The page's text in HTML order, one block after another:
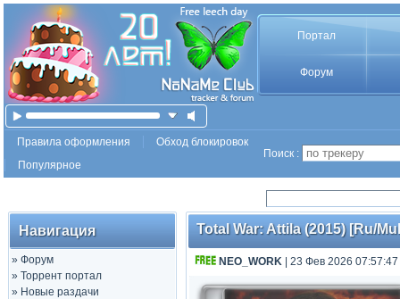
Портал
Форум
Правила оформления
Обход блокировок
Популярное
Поиск :
Навигация
» Форум
» Торрент портал
» Новые раздачи
Total War: Attila (2015) [Ru/
NEO_WORK | 23 Фев 2026 07:57:47